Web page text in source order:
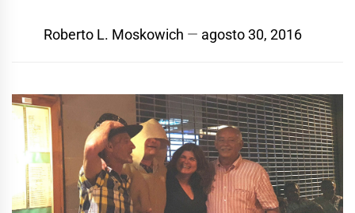
Roberto L. Moskowich agosto 30, 2016